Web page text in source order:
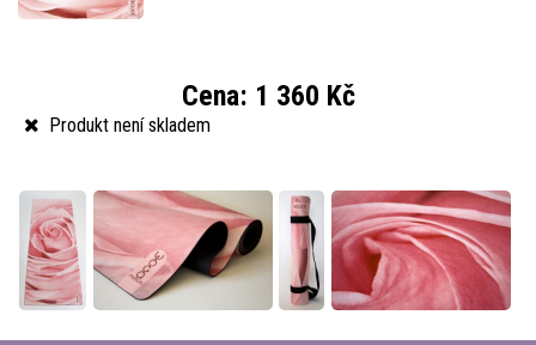
Cena: 1 360 Kč
Produkt není skladem